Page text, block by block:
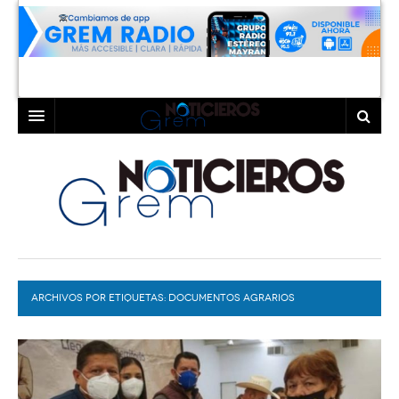
LAGUNA
TORREÓN
GÓMEZ PALACIO
LERDO
COAHUILA
DURANGO
DEPORTES
EXA
COLABORADORES
ARCHIVOS POR ETIQUETAS: DOCUMENTOS AGRARIOS